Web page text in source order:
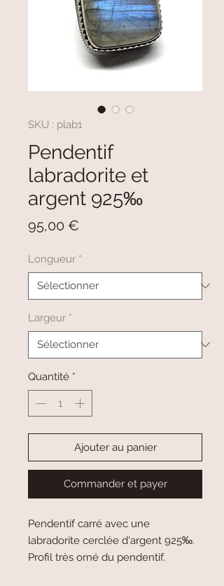
SKU : plab1
Pendentif
labradorite et
argent 925‰
95,00 €
Longueur *
Largeur *
Quantité *
Ajouter au panier
Commander et payer
Pendentif carré avec une
labradorite cerclée d'argent 925‰.
Profil très orné du pendentif.